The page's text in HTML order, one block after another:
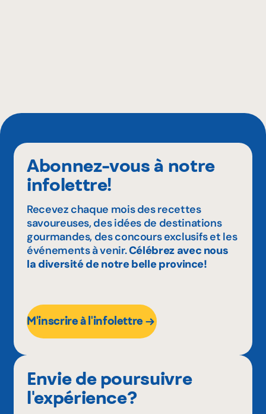
Abonnez-vous à notre
infolettre!
Recevez chaque mois des recettes
savoureuses, des idées de destinations
gourmandes, des concours exclusifs et les
événements à venir.Célébrez avec nous
la diversité de notre belle province!
M'inscrire à l'infolettre
Envie de poursuivre
l'expérience?